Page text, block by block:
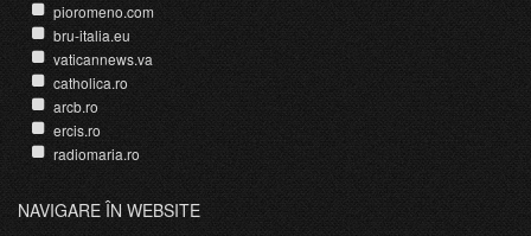
pioromeno.com
bru-italia.eu
vaticannews.va
catholica.ro
arcb.ro
ercis.ro
radiomaria.ro
NAVIGARE ÎN WEBSITE